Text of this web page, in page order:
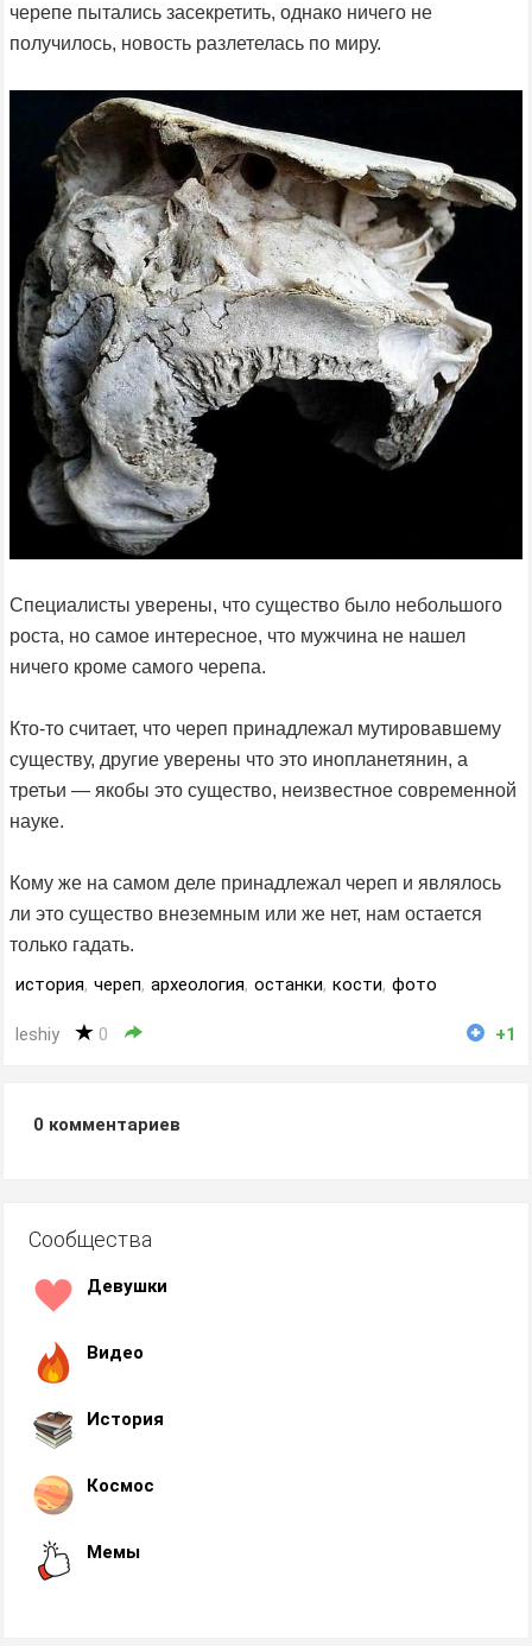
черепе пытались засекретить, однако ничего не
получилось, новость разлетелась по миру.
Специалисты уверены, что существо было небольшого
роста, но самое интересное, что мужчина не нашел
ничего кроме самого черепа.
Кто-то считает, что череп принадлежал мутировавшему
существу, другие уверены что это инопланетянин, а
третьи — якобы это существо, неизвестное современной
науке.
Кому же на самом деле принадлежал череп и являлось
ли это существо внеземным или же нет, нам остается
только гадать.
история, череп, археология, останки, кости, фото
leshiy 0 +1
0 комментариев
Сообщества
Девушки
Видео
История
Космос
Мемы